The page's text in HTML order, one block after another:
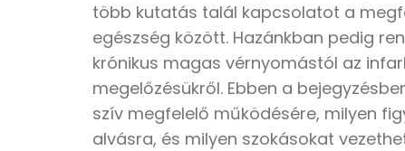
több kutatás talál kapcsolatot a
egészség között. Hazánkban pedig
krónikus magas vérnyomástól az
megelőzésükről. Ebben a
szív megfelelő működésére, milyen
alvásra, és milyen szokásokat